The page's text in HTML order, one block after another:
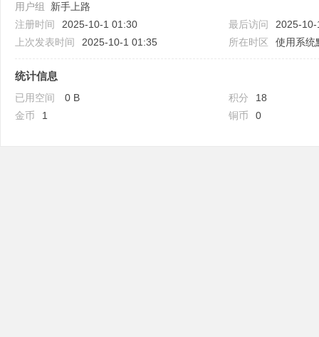
用户组 新手上路
注册时间
2025-10-1 01:30 最后访问
2025-
上次发表时间
2025-10-1 01:35 所在时区 使用系统
统计信息
已用空间 0 B 积分
18
金币
1 铜币 0